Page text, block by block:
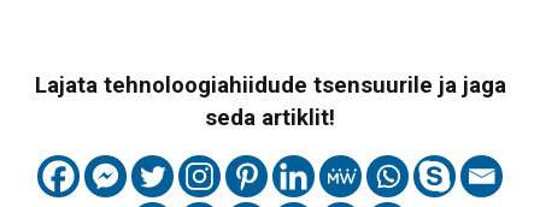
Lajata tehnoloogiahiidude tsensuurile ja jaga
seda artiklit!